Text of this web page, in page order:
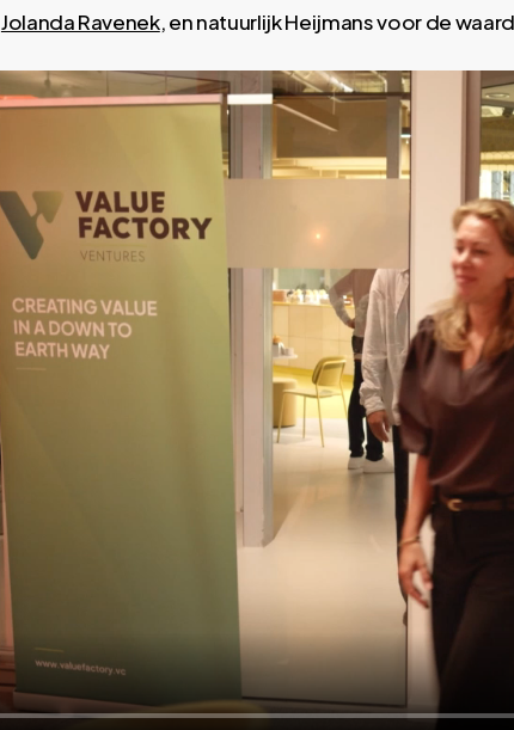
Jolanda Ravenek, en natuurlijk Heijmans voor de